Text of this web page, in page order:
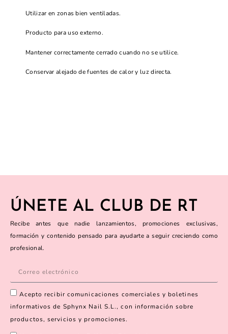
Utilizar en zonas bien ventiladas.
Producto para uso externo.
Mantener correctamente cerrado cuando no se utilice.
Conservar alejado de fuentes de calor y luz directa.
ÚNETE AL CLUB DE RT
Recibe antes que nadie lanzamientos, promociones exclusivas,
formación y contenido pensado para ayudarte a seguir creciendo como
profesional.
Acepto recibir comunicaciones comerciales y boletines
informativos de Sphynx Nail S.L., con información sobre
productos, servicios y promociones.